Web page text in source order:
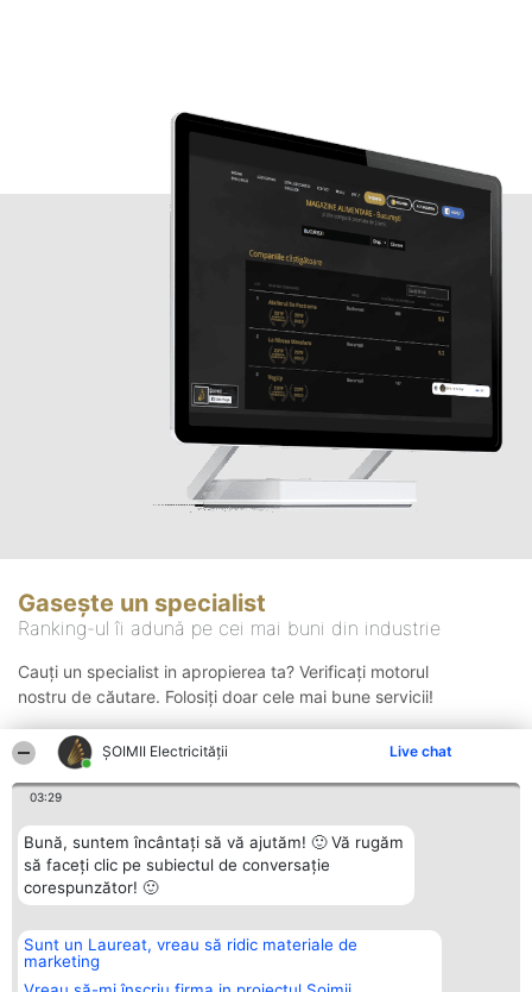
ȘOIMII Electricității Live chat
03:29
Bună, suntem încântați să vă ajutăm! 🙂 Vă rugăm
să faceți clic pe subiectul de conversație
corespunzător! 🙂
Sunt un Laureat, vreau să ridic materiale de
marketing
Gasește un specialist
Ranking-ul îi adună pe cei mai buni din industrie
Cauți un specialist in apropierea ta? Verificați motorul
nostru de căutare. Folosiți doar cele mai bune servicii!
Organizator Ranking
BRIGHT SOLUTIONS BR SRL
Aleea Timisul De Sus 2 Bl. A30
Plebiscyt
Lista Tuturor
Contact